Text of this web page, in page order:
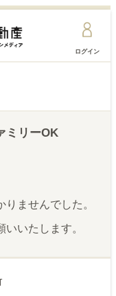
ログイン
ミリーOK
ませんでした。
いたします。